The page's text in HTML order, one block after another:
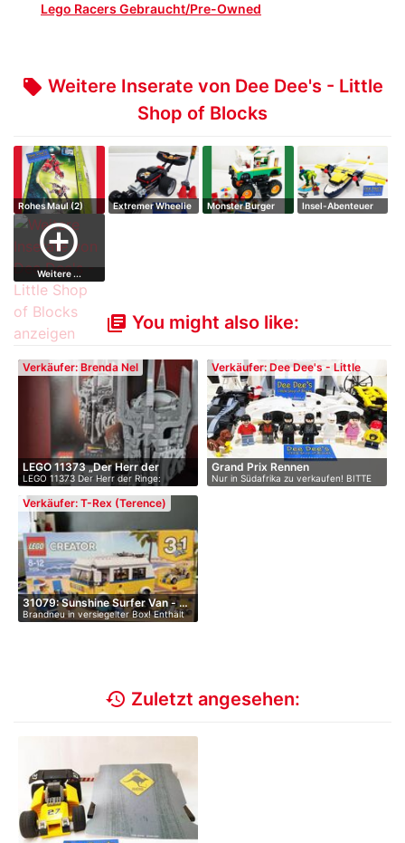
Lego Racers Gebraucht/Pre-Owned
local_offer Weitere Inserate von Dee Dee's - Little
Shop of Blocks
Rohes Maul (2) Extremer Wheelie
Monster Burger
Insel-Abenteuer
add_circle_outline
Weitere ...
library_books You might also like:
Verkäufer: Brenda Nel
LEGO 11373 „Der Herr der
Ring…
LEGO 11373 Der Herr der Ringe:
Saurons …
Verkäufer: Dee Dee's - Little
Shop of Blocks
Grand Prix Rennen
Nur in Südafrika zu verkaufen! BITTE
B…
Verkäufer: T-Rex (Terence)
31079: Sunshine Surfer Van - …
Brandneu in versiegelter Box! Enthält
…
history Zuletzt angesehen: